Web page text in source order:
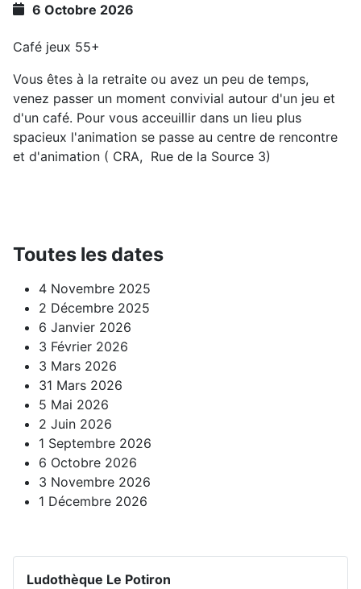
6 Octobre 2026
Café jeux 55+
Vous êtes à la retraite ou avez un peu de temps,
venez passer un moment convivial autour d'un jeu et
d'un café. Pour vous acceuillir dans un lieu plus
spacieux l'animation se passe au centre de rencontre
et d'animation ( CRA, Rue de la Source 3)
Toutes les dates
4 Novembre 2025
2 Décembre 2025
6 Janvier 2026
3 Février 2026
3 Mars 2026
31 Mars 2026
5 Mai 2026
2 Juin 2026
1 Septembre 2026
6 Octobre 2026
3 Novembre 2026
1 Décembre 2026
Ludothèque Le Potiron